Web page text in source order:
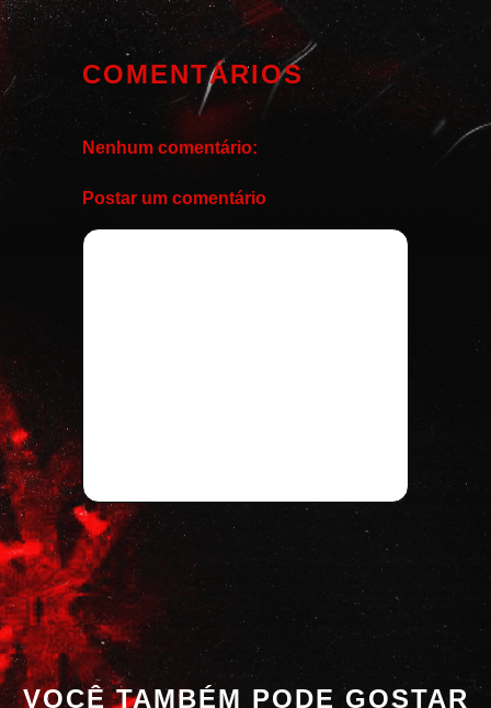
COMENTÁRIOS
Nenhum comentário:
Postar um comentário
VOCÊ TAMBÉM PODE GOSTAR